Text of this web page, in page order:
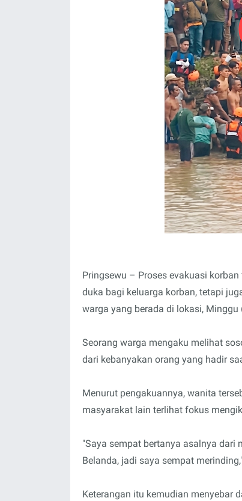
Pringsewu – Proses evakuasi
duka bagi keluarga korban, tetapi
warga yang berada di lokasi,
Seorang warga mengaku melihat
dari kebanyakan orang yang hadir
Menurut pengakuannya, wanita
masyarakat lain terlihat fokus
"Saya sempat bertanya asalnya dari
Belanda, jadi saya sempat
Keterangan itu kemudian menyebar